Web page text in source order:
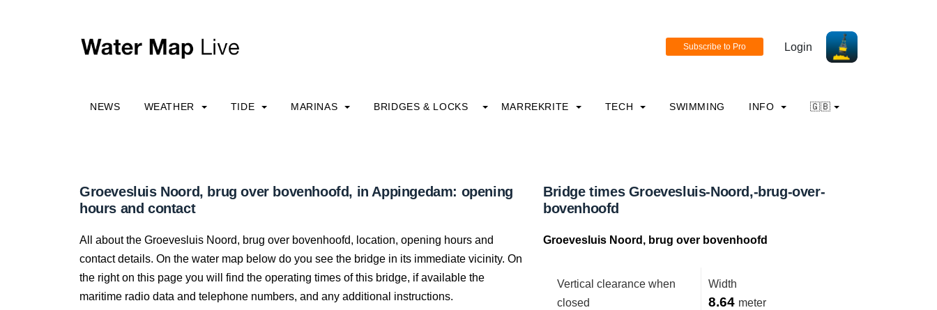
Login
NEWS WEATHER TIDE MARINAS BRIDGES & LOCKS MARREKRITE TECH SWIMMING INFO 🇬🇧
Groevesluis Noord, brug over bovenhoofd, in Appingedam: opening
hours and contact
All about the Groevesluis Noord, brug over bovenhoofd, location, opening hours and
contact details. On the water map below do you see the bridge in its immediate vicinity. On
the right on this page you will find the operating times of this bridge, if available the
maritime radio data and telephone numbers, and any additional instructions.
Bridge times Groevesluis-Noord,-brug-over-
bovenhoofd
Groevesluis Noord, brug over bovenhoofd
Vertical clearance when
closed
Width
8.64 meter